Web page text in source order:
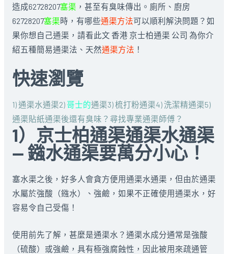
造成62728207塞渠 ，甚至有臭味傳出。廁所、廚房
62728207塞渠時，有哪些通渠方法可以順利解決問題？如
果你想自己通渠，請看此文 香港 京士柏通渠 公司 為你介
紹五種簡易通渠法、天然通渠方法 ！
快速瀏覽
1) 通渠水通渠2)哥士的通渠3) 梳打粉通渠4) 洗潔精通渠5)
通渠貼紙通渠後還有臭味？ 尋找專業通渠師傅？
1）京士柏通渠通渠水通渠
— 鏹水通渠要萬分小心！
塞水渠之後，好多人會貪方便用通渠水通渠，但由於通渠
水屬於強酸（鏹水）、強鹼，如果不正確使用通渠水，好
容易令自己受傷！
使用前先了解，甚麼是通渠水？通渠水成分通常是強酸
（硫酸）或強鹼，具有極強腐蝕性，因此被用來疏通管